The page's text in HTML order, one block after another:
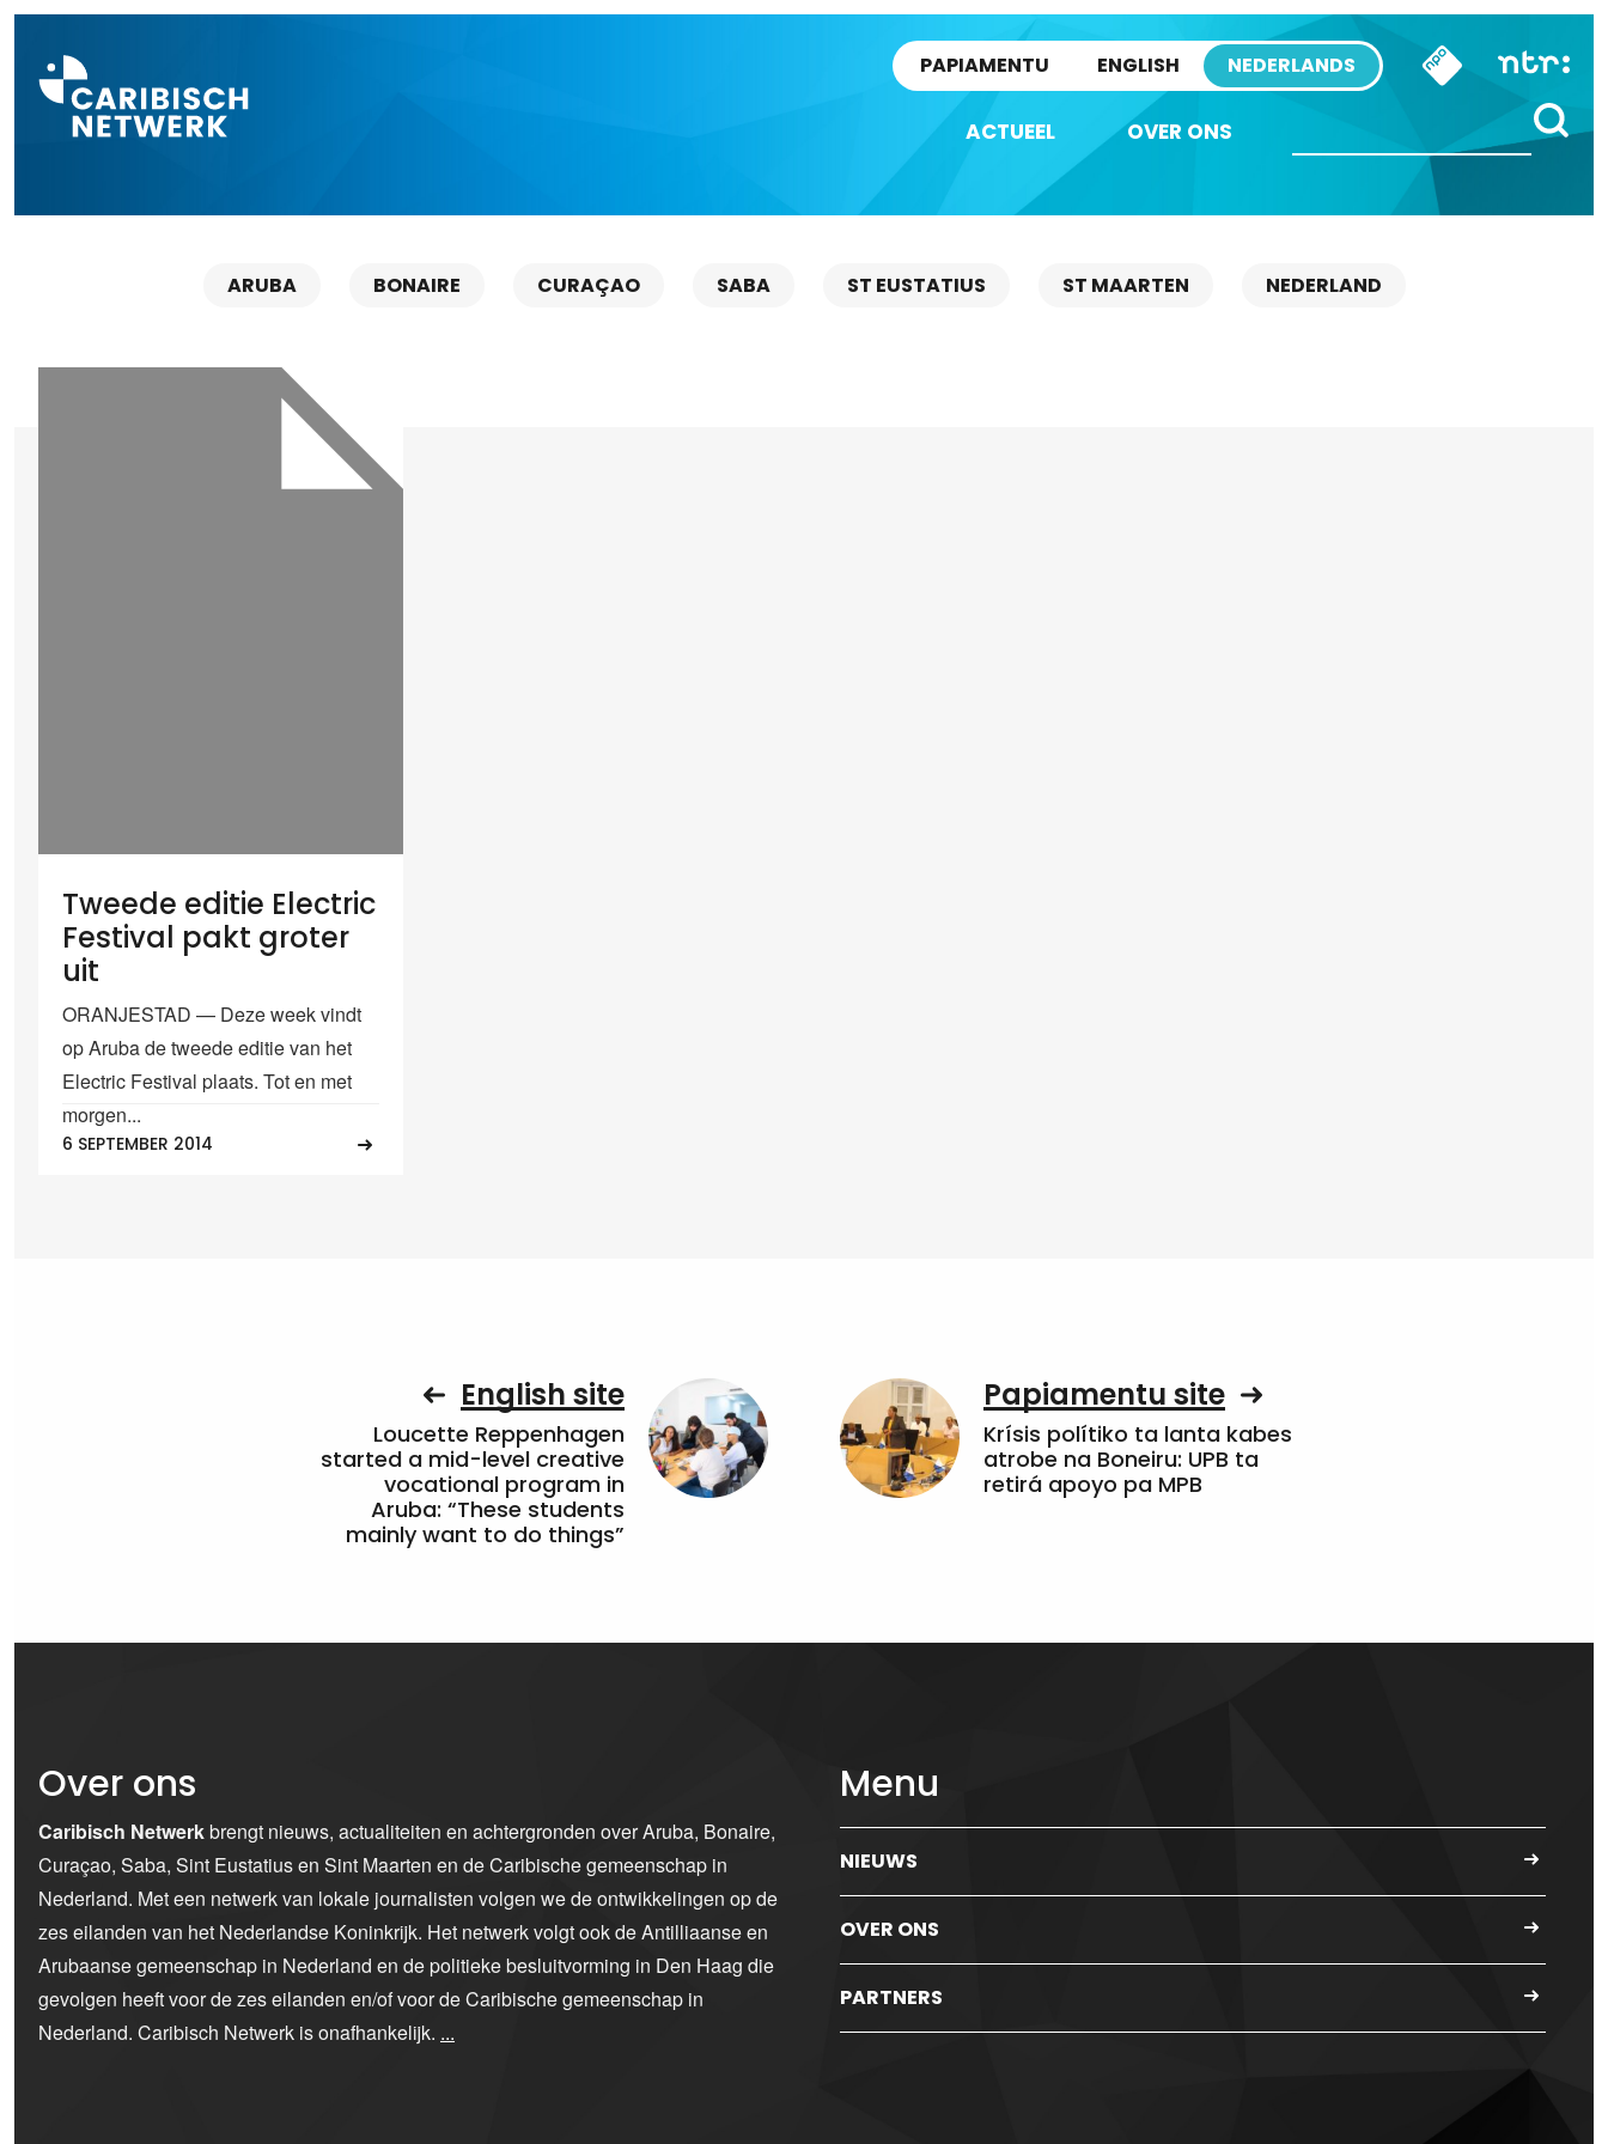
PAPIAMENTU ENGLISH NEDERLANDS
ACTUEEL OVER ONS
ARUBA BONAIRE CURAÇAO SABA ST EUSTATIUS ST MAARTEN NEDERLAND
Tweede editie Electric
Festival pakt groter
uit
ORANJESTAD — Deze week vindt
op Aruba de tweede editie van het
Electric Festival plaats. Tot en met
morgen...
6 SEPTEMBER 2014
English site
Loucette Reppenhagen
started a mid-level creative
vocational program in
Aruba: “These students
mainly want to do things”
Papiamentu site
Krísis polítiko ta lanta kabes
atrobe na Boneiru: UPB ta
retirá apoyo pa MPB
Over ons
Caribisch Netwerkbrengt nieuws, actualiteiten en achtergronden over Aruba, Bonaire,
Curaçao, Saba, Sint Eustatius en Sint Maarten en de Caribische gemeenschap in
Nederland. Met een netwerk van lokale journalisten volgen we de ontwikkelingen op de
zes eilanden van het Nederlandse Koninkrijk. Het netwerk volgt ook de Antilliaanse en
Arubaanse gemeenschap in Nederland en de politieke besluitvorming in Den Haag die
gevolgen heeft voor de zes eilanden en/of voor de Caribische gemeenschap in
Nederland. Caribisch Netwerk is onafhankelijk. ...
Menu
NIEUWS
OVER ONS
PARTNERS